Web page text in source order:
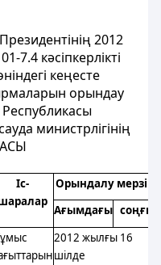
2012
кәсіпкерлікті
кеңесте
орындау
министрлігінің
Іс-
Орындалу мерзімі
Ағымдағы соңғы
2012 жылғы 16
шілде